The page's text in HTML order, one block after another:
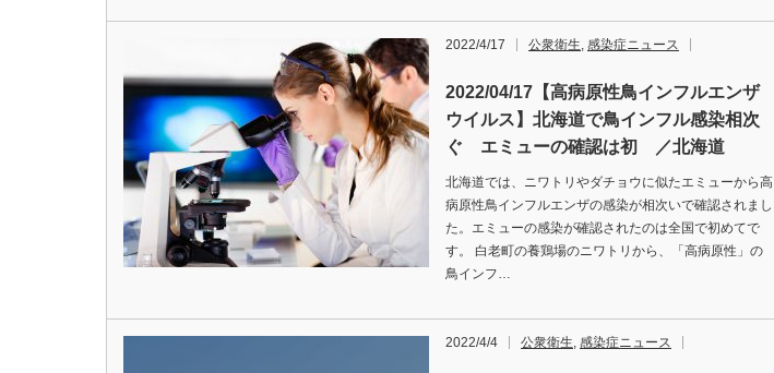
2022/4/17 公衆衛生, 感染症ニュース
2022/04/17【高病原性鳥インフルエンザ
ウイルス】北海道で鳥インフル感染相次
ぐ エミューの確認は初 ／北海道
北海道では、ニワトリやダチョウに似たエミューから高
病原性鳥インフルエンザの感染が相次いで確認されまし
た。エミューの感染が確認されたのは全国で初めてで
す。 白老町の養鶏場のニワトリから、「高病原性」の
鳥インフ…
2022/4/4 公衆衛生, 感染症ニュース